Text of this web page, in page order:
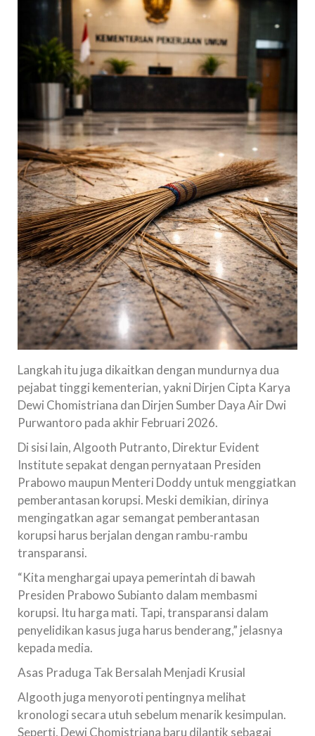
Langkah itu juga dikaitkan dengan mundurnya dua
pejabat tinggi kementerian, yakni Dirjen Cipta Karya
Dewi Chomistriana dan Dirjen Sumber Daya Air Dwi
Purwantoro pada akhir Februari 2026.
Di sisi lain, Algooth Putranto, Direktur Evident
Institute sepakat dengan pernyataan Presiden
Prabowo maupun Menteri Doddy untuk menggiatkan
pemberantasan korupsi. Meski demikian, dirinya
mengingatkan agar semangat pemberantasan
korupsi harus berjalan dengan rambu-rambu
transparansi.
“Kita menghargai upaya pemerintah di bawah
Presiden Prabowo Subianto dalam membasmi
korupsi. Itu harga mati. Tapi, transparansi dalam
penyelidikan kasus juga harus benderang,” jelasnya
kepada media.
Asas Praduga Tak Bersalah Menjadi Krusial
Algooth juga menyoroti pentingnya melihat
kronologi secara utuh sebelum menarik kesimpulan.
Seperti, Dewi Chomistriana baru dilantik sebagai